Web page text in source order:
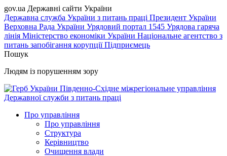
gov.ua Державні сайти України
Державна служба України з питань праці Президент України
Верховна Рада України Урядовий портал 1545 Урядова гаряча
лінія Міністерство економіки України Національне агентство з
питань запобігання корупціїПідприємець
Пошук
Людям із порушенням зору
Південно-Східне міжрегіональне управління
Державної служби з питань праці
Про управління
Про управління
Структура
Керівництво
Очищення влади